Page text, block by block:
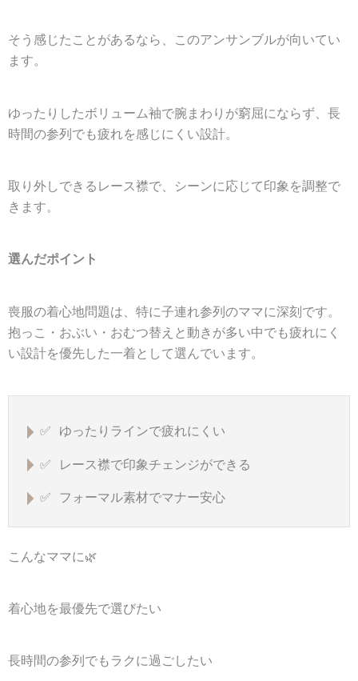
そう感じたことがあるなら、このアンサンブルが向いてい
ます。
ゆったりしたボリューム袖で腕まわりが窮屈にならず、長
時間の参列でも疲れを感じにくい設計。
取り外しできるレース襟で、シーンに応じて印象を調整で
きます。
選んだポイント
喪服の着心地問題は、特に子連れ参列のママに深刻です。
抱っこ・おぶい・おむつ替えと動きが多い中でも疲れにく
い設計を優先した一着として選んでいます。
✅ ゆったりラインで疲れにくい
✅ レース襟で印象チェンジができる
✅ フォーマル素材でマナー安心
こんなママに🌿
着心地を最優先で選びたい
長時間の参列でもラクに過ごしたい